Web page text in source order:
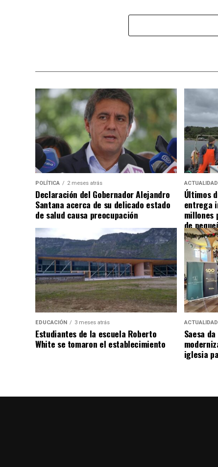
POLÍTICA 2 meses atrás
Declaración del Gobernador Alejandro
Santana acerca de su delicado estado
de salud causa preocupación
ACTUALIDAD
Últimos
entrega
millones
de
EDUCACIÓN 3 meses atrás
Estudiantes de la escuela Roberto
White se tomaron el establecimiento
ACTUALIDAD
Saesa
iglesia